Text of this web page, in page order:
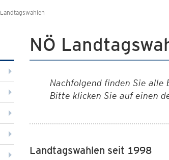
Landtagswahlen
NÖ
Nachfolgend finden Sie alle
Bitte klicken Sie auf
Landtagswahlen seit 1998